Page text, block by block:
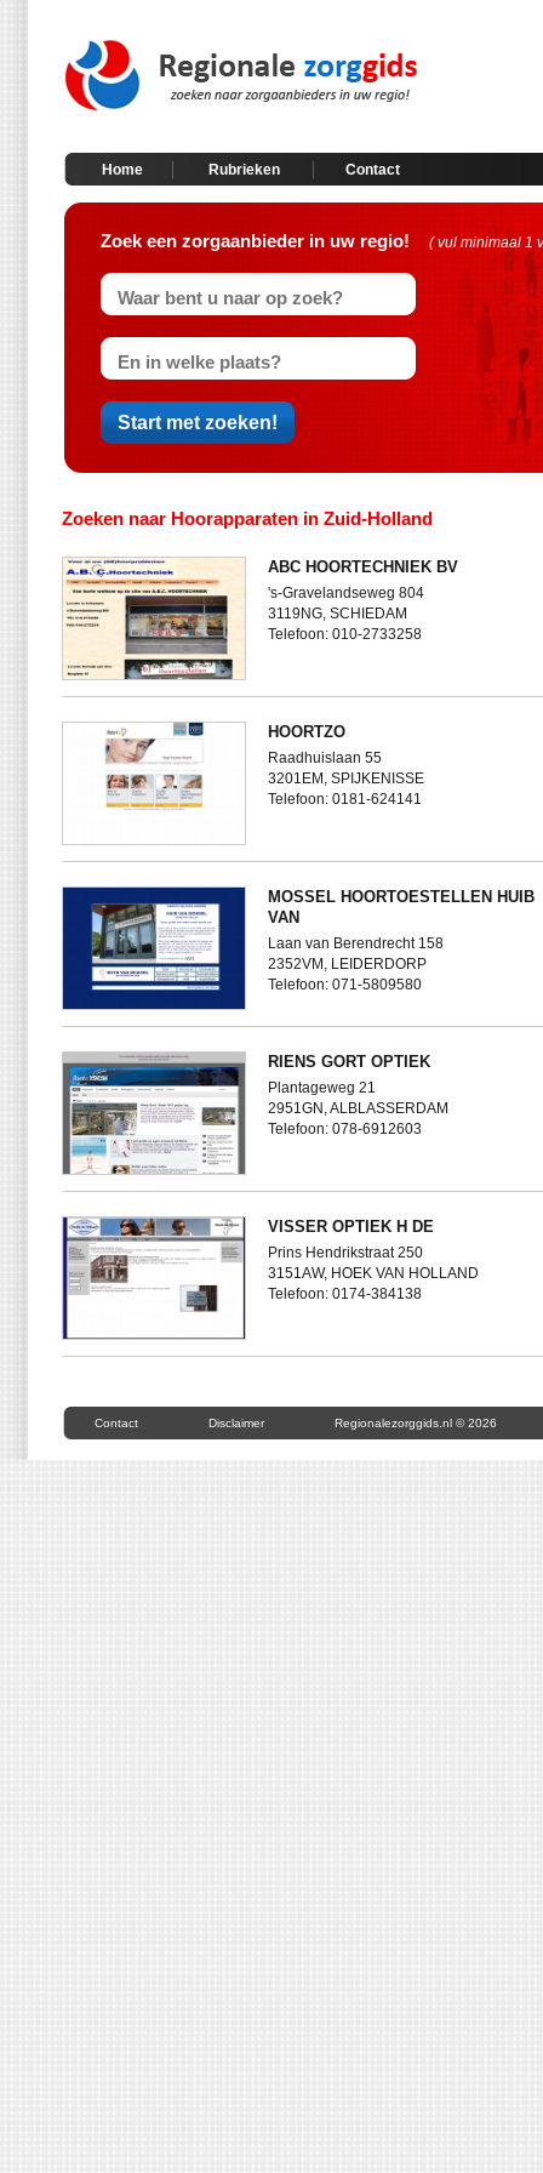
Home Rubrieken Contact
Zoek een zorgaanbieder in uw regio! ( vul minimaal 1
Zoeken naar Hoorapparaten in Zuid-Holland
ABC HOORTECHNIEK BV
's-Gravelandseweg 804
3119NG, SCHIEDAM
Telefoon: 010-2733258
HOORTZO
Raadhuislaan 55
3201EM, SPIJKENISSE
Telefoon: 0181-624141
MOSSEL HOORTOESTELLEN HUIB
VAN
Laan van Berendrecht 158
2352VM, LEIDERDORP
Telefoon: 071-5809580
RIENS GORT OPTIEK
Plantageweg 21
2951GN, ALBLASSERDAM
Telefoon: 078-6912603
VISSER OPTIEK H DE
Prins Hendrikstraat 250
3151AW, HOEK VAN HOLLAND
Telefoon: 0174-384138
Contact Disclaimer Regionalezorggids.nl © 2026